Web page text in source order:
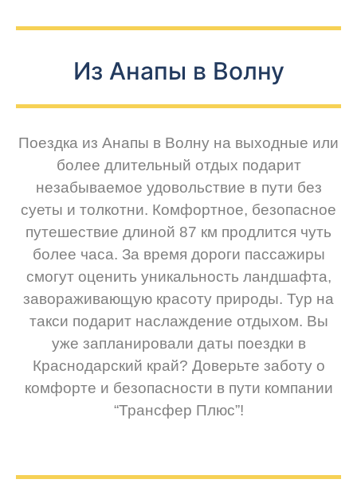
Из Анапы в Волну
Поездка из Анапы в Волну на выходные или
более длительный отдых подарит
незабываемое удовольствие в пути без
суеты и толкотни. Комфортное, безопасное
путешествие длиной 87 км продлится чуть
более часа. За время дороги пассажиры
смогут оценить уникальность ландшафта,
завораживающую красоту природы. Тур на
такси подарит наслаждение отдыхом. Вы
уже запланировали даты поездки в
Краснодарский край? Доверьте заботу о
комфорте и безопасности в пути компании
“Трансфер Плюс”!